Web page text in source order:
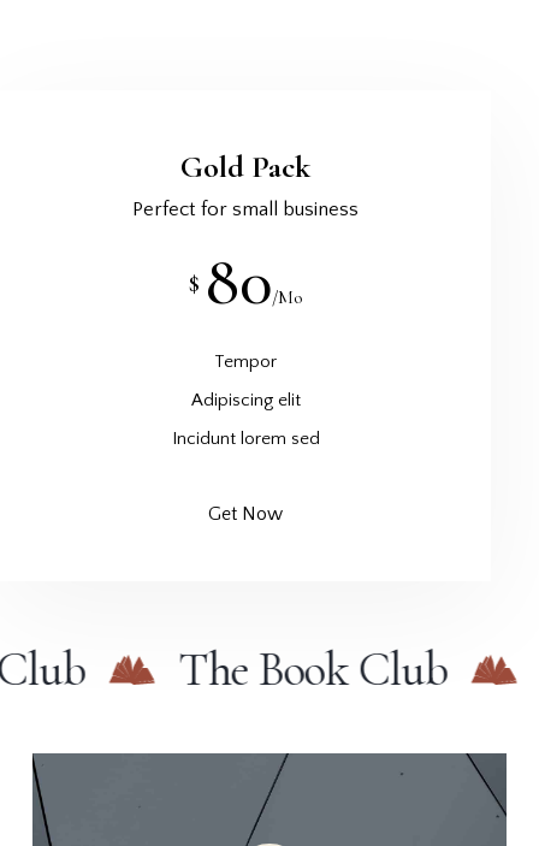
Gold Pack
Perfect for small business
$ 80/Mo
Tempor
Adipiscing elit
Incidunt lorem sed
Get Now
The Book Club